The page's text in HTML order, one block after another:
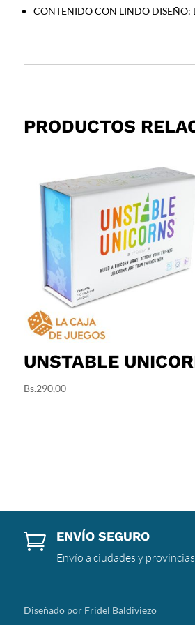
CONTENIDO CON LINDO
PRODUCTOS
UNSTABLE
Bs.290,00
 ENVÍO SEGURO
Envío a ciudades y
Diseñado por Fridel Baldiviezo